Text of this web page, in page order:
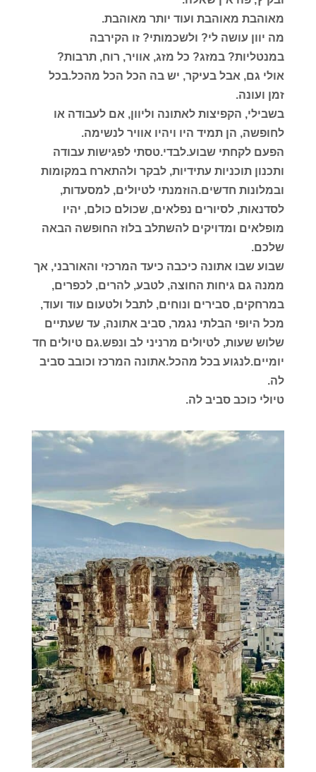
מאוהבת מאוהבת ועוד יותר מאוהבת.
מה יוון עושה לי? ולשכמותי? זו הקירבה
במנטליות? במזג? כל מזג, אוויר, רוח, תרבות?
אולי גם, אבל בעיקר, יש בה הכל הכל מהכל.בכל
זמן ועונה.
בשבילי, הקפיצות לאתונה וליוון, אם לעבודה או
לחופשה, הן תמיד היו ויהיו אוויר לנשימה.
הפעם לקחתי שבוע.לבדי.טסתי לפגישות עבודה
ותכנון תוכניות עתידיות, לבקר ולהתארח במקומות
ובמלונות חדשים.הוזמנתי לטיולים, למסעדות,
לסדנאות, לסיורים נפלאים, שכולם כולם, יהיו
מופלאים ומדויקים להשתלב בלוז החופשה הבאה
שלכם.
שבוע שבו אתונה כיכבה כיעד המרכזי והאורבני, אך
ממנה גם גיחות החוצה, לטבע, להרים, לכפרים,
במרחקים, סבירים ונוחים, לתבל ולטעום עוד ועוד,
מכל היופי הבלתי נגמר, סביב אתונה, עד שעתיים
שלוש שעות, לטיולים מרניני לב ונפש.גם טיולים חד
יומיים.לנגוע בכל מהכל.אתונה המרכז וכובב סביב
לה.
טיולי כוכב סביב לה.